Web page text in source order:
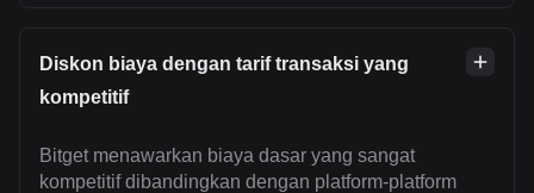
Diskon biaya dengan tarif transaksi yang
kompetitif
Bitget menawarkan biaya dasar yang sangat
kompetitif dibandingkan dengan platform-platform